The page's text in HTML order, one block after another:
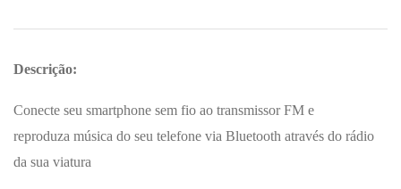
Descrição:
Conecte seu smartphone sem fio ao transmissor FM e
reproduza música do seu telefone via Bluetooth através do rádio
da sua viatura